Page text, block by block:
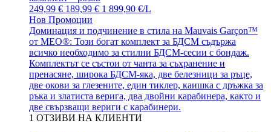
249,99 € 189,99 € 1 899,90 €/L
Нов Промоции
Доминация и подчинение в стила на Mauvais Garçon™
от MEO®: Този богат комплект за БДСМ съдържа
всичко необходимо за стилни БДСМ-сесии с бондаж.
Комплектът се състои от чанта за съхранение и
пренасяне, широка БДСМ-яка, две белезници за ръце,
две окови за глезените, един тиклер, каишка с дръжка за
ръка и златиста верига, два двойни карабинера, както и
две свързващи вериги с карабинери.
1 ОТЗИВИ НА КЛИЕНТИ